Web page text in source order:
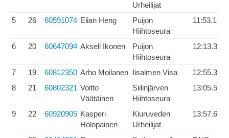
Urheilijat
5 26 60591074 Elian Heng
Puijon
Hiihtoseura
11:53.1
6 20 60647094 Akseli Ikonen
Puijon
Hiihtoseura
12:13.3
7 19 60812350 Arho Moilanen Iisalmen Visa
12:55.3
8
21 60802321 Voitto
Väätäinen
Siilinjärven
Hiihtoseura
13:05.5
9 22 60920905 Kasperi
Holopainen
Kiuruveden
Urheilijat
13:57.6